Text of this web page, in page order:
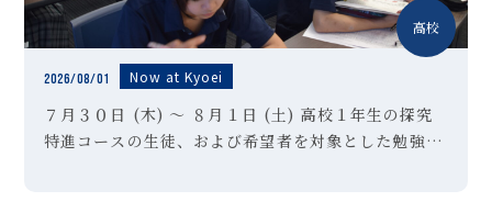
2026/08/01 Now at Kyoei
高校
７月３０日 (木) ～ ８月１日 (土) 高校１年生の探究
特進コースの生徒、および希望者を対象とした勉強合